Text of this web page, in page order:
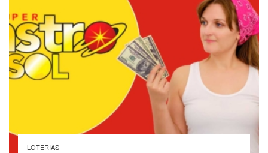
LOTERIAS